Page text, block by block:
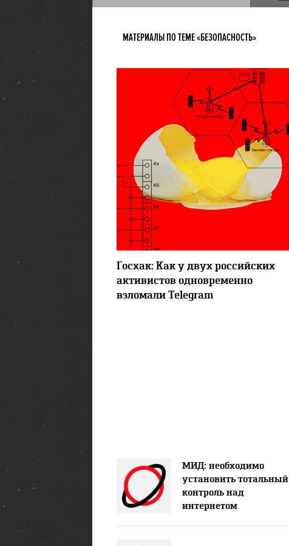
МАТЕРИАЛЫ ПО ТЕМЕ «БЕЗОПАСНОСТЬ»
Госхак: Как у двух российских
активистов одновременно
взломали Telegram
МИД: необходимо
установить тотальный
контроль над
интернетом